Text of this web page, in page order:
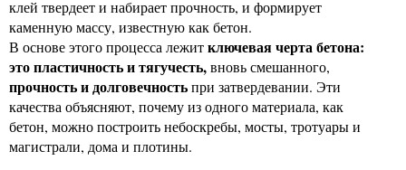
клей твердеет и набирает прочность, и формирует
каменную массу, известную как бетон.
В основе этого процесса лежитключевая черта бетона:
это пластичность и тягучесть,вновь смешанного,
прочность и долговечностьпри затвердевании. Эти
качества объясняют, почему из одного материала, как
бетон, можно построить небоскребы, мосты, тротуары и
магистрали, дома и плотины.